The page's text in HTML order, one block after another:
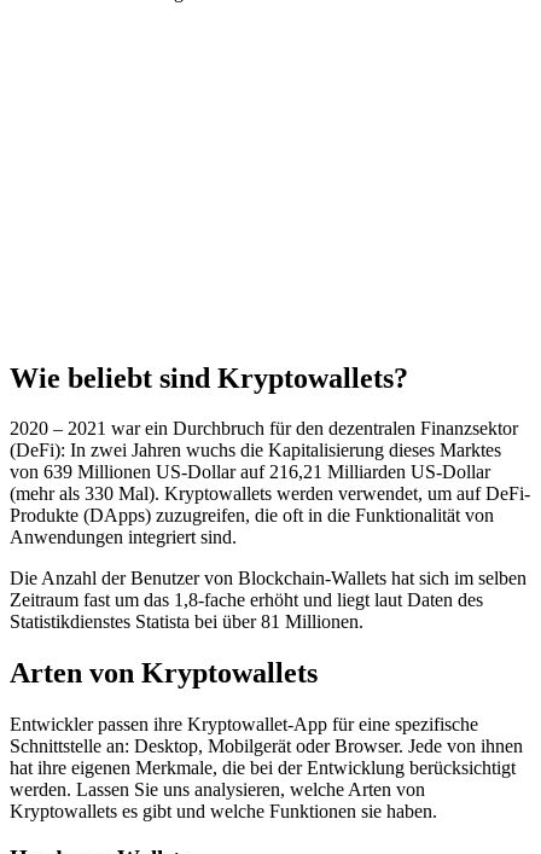
Wie beliebt sind Kryptowallets?
2020 – 2021 war ein Durchbruch für den dezentralen Finanzsektor
(DeFi): In zwei Jahren wuchs die Kapitalisierung dieses Marktes
von 639 Millionen US-Dollar auf 216,21 Milliarden US-Dollar
(mehr als 330 Mal). Kryptowallets werden verwendet, um auf DeFi-
Produkte (DApps) zuzugreifen, die oft in die Funktionalität von
Anwendungen integriert sind.
Die Anzahl der Benutzer von Blockchain-Wallets hat sich im selben
Zeitraum fast um das 1,8-fache erhöht und liegt laut Daten des
Statistikdienstes Statista bei über 81 Millionen.
Arten von Kryptowallets
Entwickler passen ihre Kryptowallet-App für eine spezifische
Schnittstelle an: Desktop, Mobilgerät oder Browser. Jede von ihnen
hat ihre eigenen Merkmale, die bei der Entwicklung berücksichtigt
werden. Lassen Sie uns analysieren, welche Arten von
Kryptowallets es gibt und welche Funktionen sie haben.